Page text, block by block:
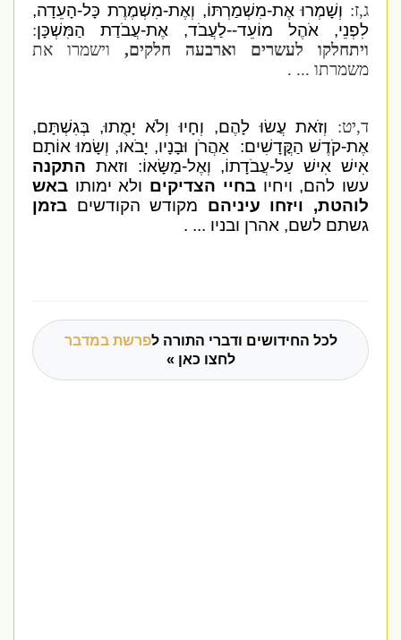
ג,ז:וְשָׁמְרוּ אֶת-מִשְׁמַרְתּוֹ, וְאֶת-מִשְׁמֶרֶת כָּל-הָעֵדָה,
לִפְנֵי, אֹהֶל מוֹעֵד--לַעֲבֹד, אֶת-עֲבֹדַת הַמִּשְׁכָּן:
ויתחלקו לעשרים וארבעה חלקים, וישמרו את
משמרתו ... .
ד,יט:וְזֹאת עֲשׂוּ לָהֶם, וְחָיוּ וְלֹא יָמֻתוּ, בְּגִשְׁתָּם,
אֶת-קֹדֶשׁ הַקֳּדָשִׁים: אַהֲרֹן וּבָנָיו, יָבֹאוּ, וְשָׂמוּ אוֹתָם
אִישׁ אִישׁ עַל-עֲבֹדָתוֹ, וְאֶל-מַשָּׂאוֹ: וזאתהתקנה
עשו להם, ויחיובחיי הצדיקיםולא ימותובאש
לוהטת, ויזחו עיניהםמקודש הקודשיםבזמן
גשתם לשם, אהרן ובניו ... .
לכל החידושים ודברי התורה לפרשת במדבר
לחצו כאן »